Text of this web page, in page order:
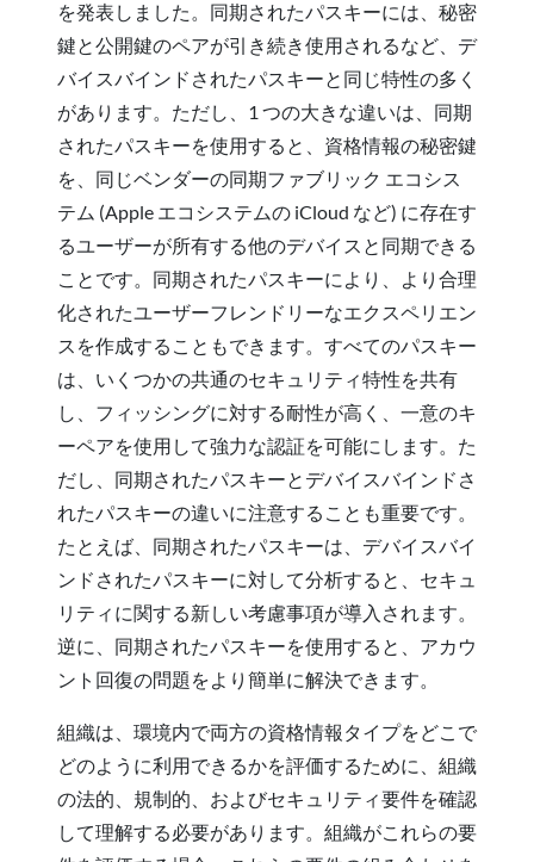
を発表しました。同期されたパスキーには、秘密
鍵と公開鍵のペアが引き続き使用されるなど、デ
バイスバインドされたパスキーと同じ特性の多く
があります。ただし、1 つの大きな違いは、同期
されたパスキーを使用すると、資格情報の秘密鍵
を、同じベンダーの同期ファブリック エコシス
テム (Apple エコシステムの iCloud など) に存在す
るユーザーが所有する他のデバイスと同期できる
ことです。同期されたパスキーにより、より合理
化されたユーザーフレンドリーなエクスペリエン
スを作成することもできます。すべてのパスキー
は、いくつかの共通のセキュリティ特性を共有
し、フィッシングに対する耐性が高く、一意のキ
ーペアを使用して強力な認証を可能にします。た
だし、同期されたパスキーとデバイスバインドさ
れたパスキーの違いに注意することも重要です。
たとえば、同期されたパスキーは、デバイスバイ
ンドされたパスキーに対して分析すると、セキュ
リティに関する新しい考慮事項が導入されます。
逆に、同期されたパスキーを使用すると、アカウ
ント回復の問題をより簡単に解決できます。
組織は、環境内で両方の資格情報タイプをどこで
どのように利用できるかを評価するために、組織
の法的、規制的、およびセキュリティ要件を確認
して理解する必要があります。組織がこれらの要